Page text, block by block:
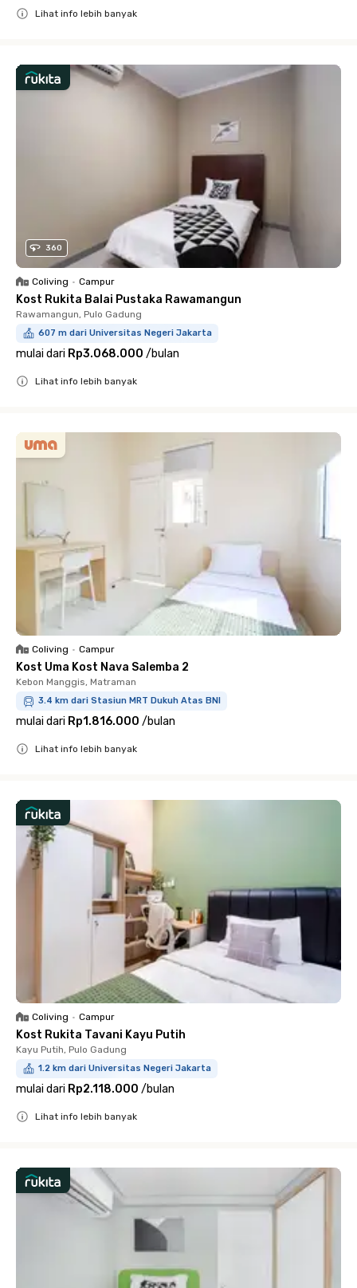
Lihat info lebih banyak
360
Coliving • Campur
Kost Rukita Balai Pustaka Rawamangun
Rawamangun, Pulo Gadung
607 m dari Universitas Negeri Jakarta
mulai dari Rp3.068.000 /bulan
Lihat info lebih banyak
Coliving • Campur
Kost Uma Kost Nava Salemba 2
Kebon Manggis, Matraman
3.4 km dari Stasiun MRT Dukuh Atas BNI
mulai dari Rp1.816.000 /bulan
Lihat info lebih banyak
Coliving • Campur
Kost Rukita Tavani Kayu Putih
Kayu Putih, Pulo Gadung
1.2 km dari Universitas Negeri Jakarta
mulai dari Rp2.118.000 /bulan
Lihat info lebih banyak